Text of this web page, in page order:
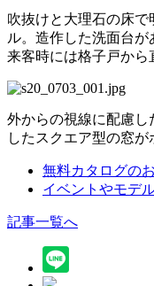
吹抜けと大理石の床
ル。造作した洗面台が
来客時には格子戸から
外からの視線に配慮
したスクエア型の窓が
無料カタログの
イベントやモデ
記事一覧へ